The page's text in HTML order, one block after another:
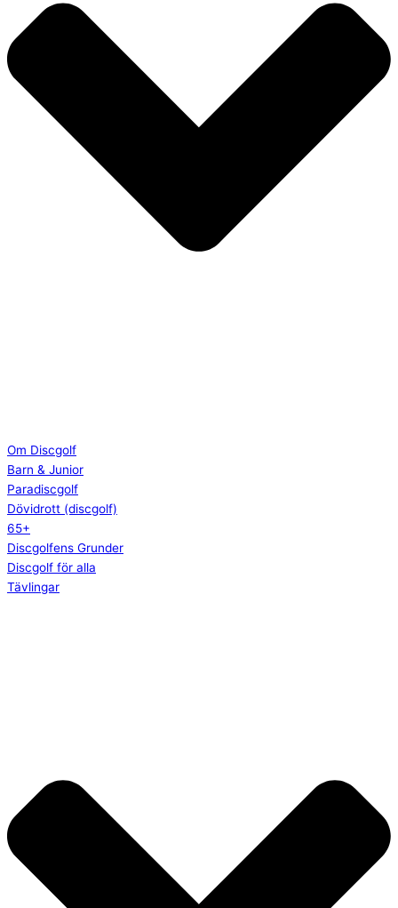
Om Discgolf
Barn & Junior
Paradiscgolf
Dövidrott (discgolf)
65+
Discgolfens Grunder
Discgolf för alla
Tävlingar